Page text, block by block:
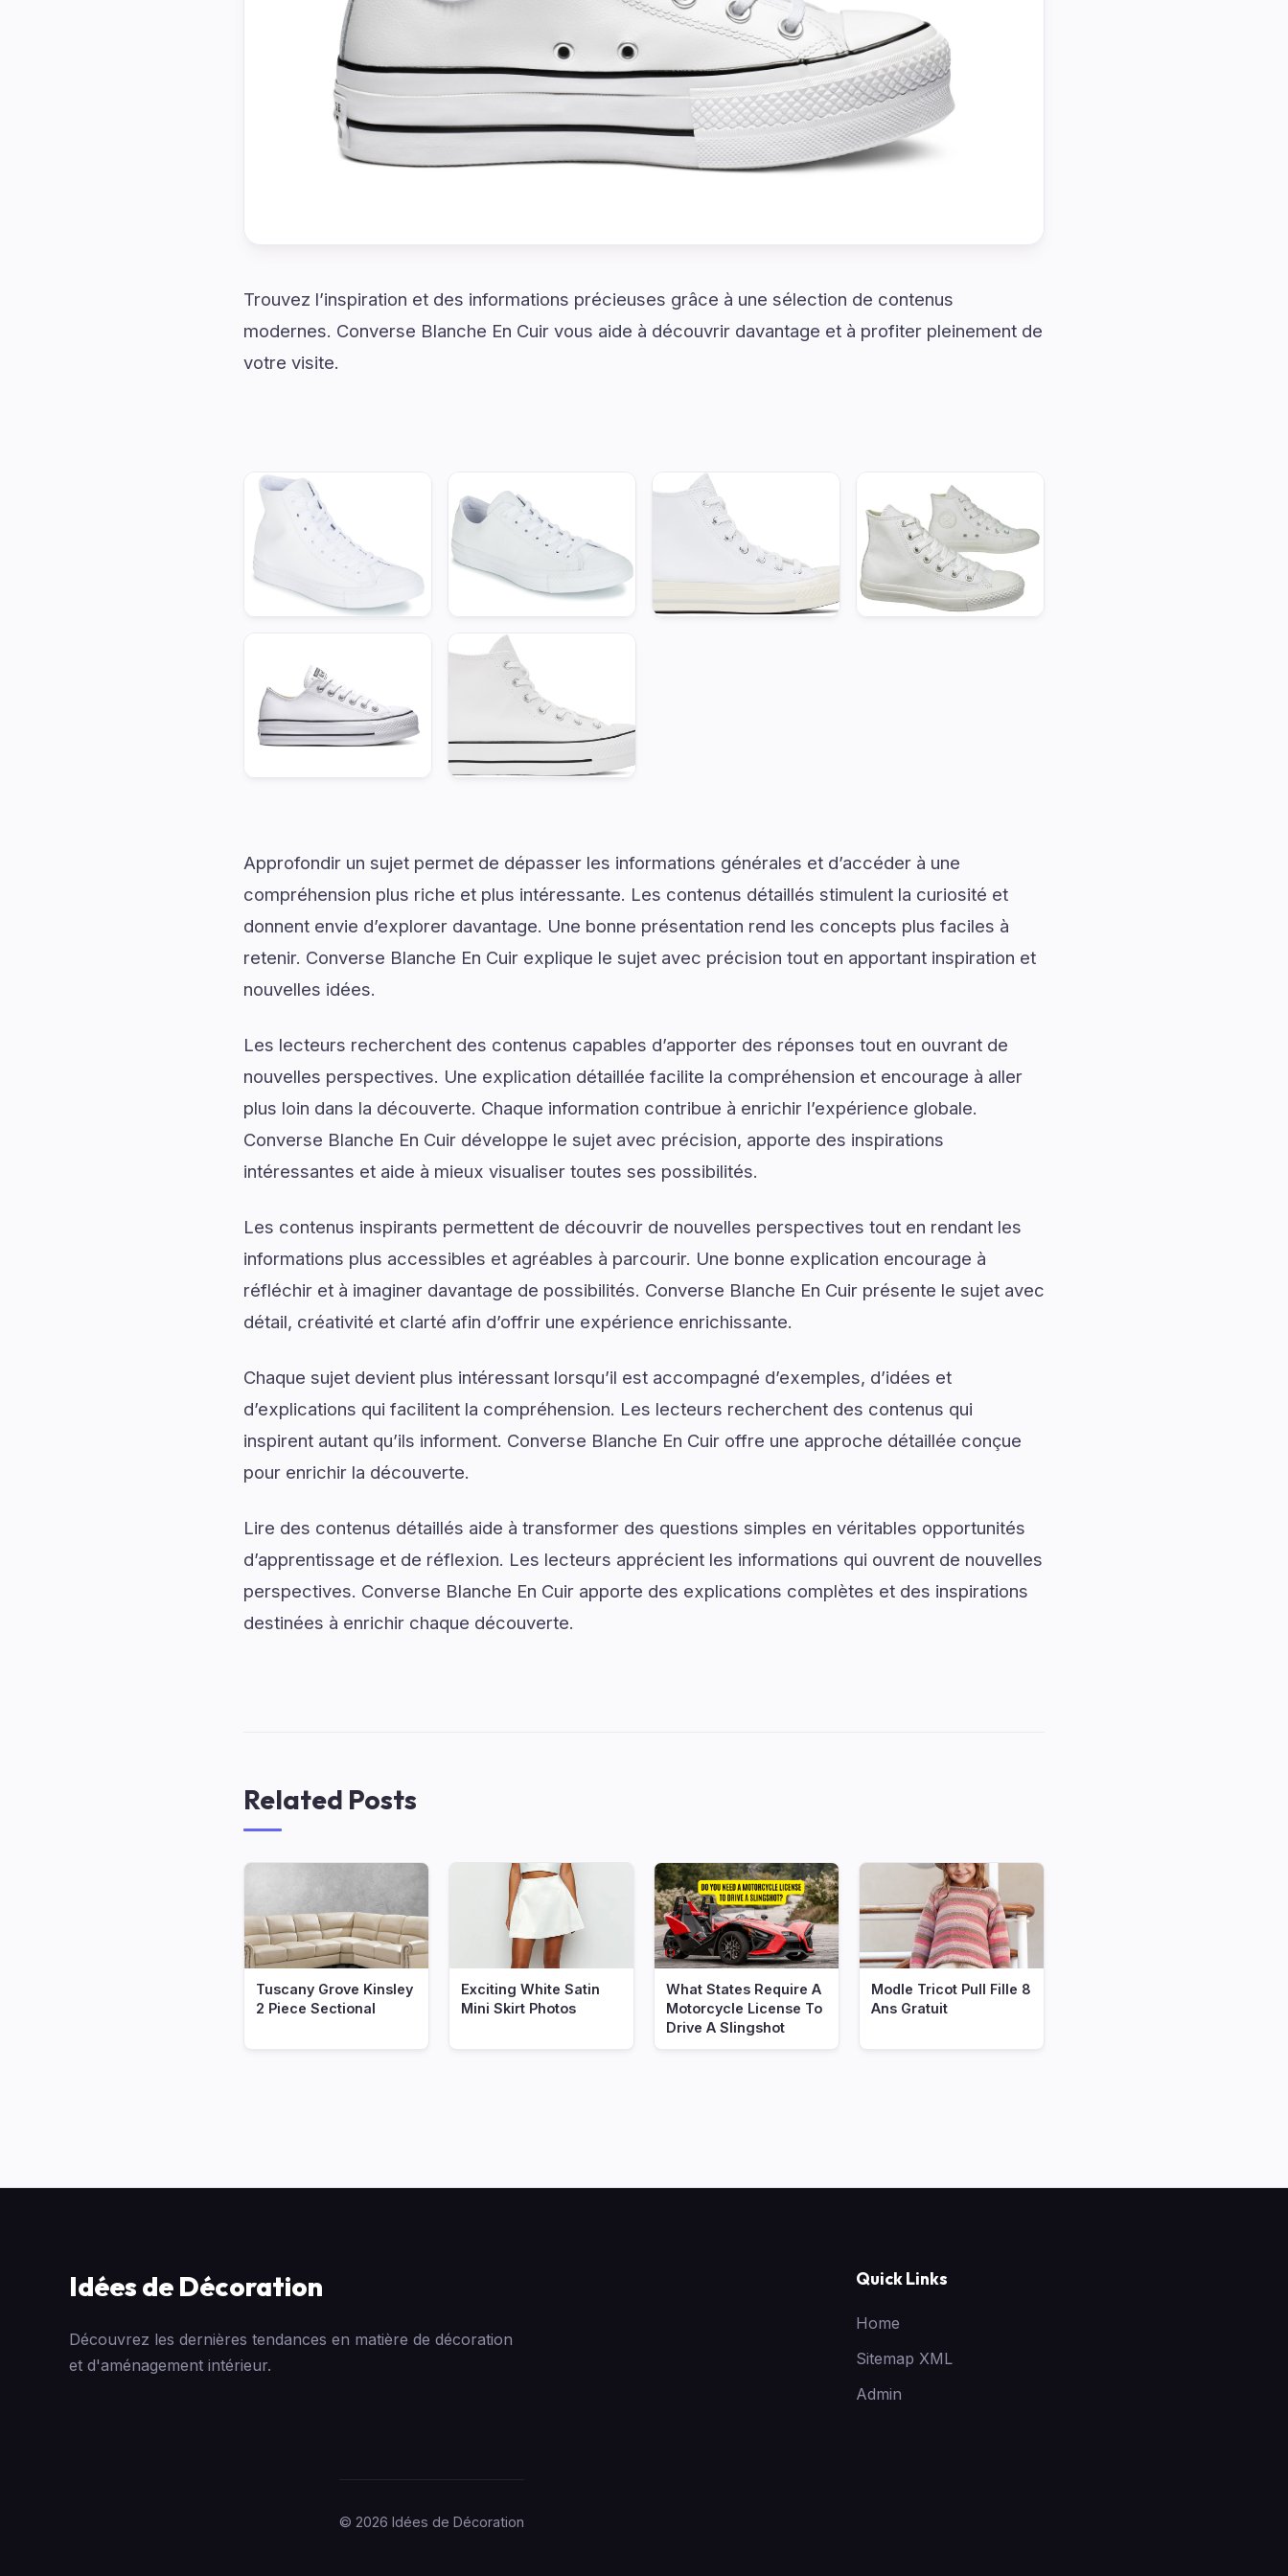
Trouvez l’inspiration et des informations précieuses grâce à une sélection de contenus
modernes. Converse Blanche En Cuir vous aide à découvrir davantage et à profiter pleinement de
votre visite.
Approfondir un sujet permet de dépasser les informations générales et d’accéder à une
compréhension plus riche et plus intéressante. Les contenus détaillés stimulent la curiosité et
donnent envie d’explorer davantage. Une bonne présentation rend les concepts plus faciles à
retenir. Converse Blanche En Cuir explique le sujet avec précision tout en apportant inspiration et
nouvelles idées.
Les lecteurs recherchent des contenus capables d’apporter des réponses tout en ouvrant de
nouvelles perspectives. Une explication détaillée facilite la compréhension et encourage à aller
plus loin dans la découverte. Chaque information contribue à enrichir l’expérience globale.
Converse Blanche En Cuir développe le sujet avec précision, apporte des inspirations
intéressantes et aide à mieux visualiser toutes ses possibilités.
Les contenus inspirants permettent de découvrir de nouvelles perspectives tout en rendant les
informations plus accessibles et agréables à parcourir. Une bonne explication encourage à
réfléchir et à imaginer davantage de possibilités. Converse Blanche En Cuir présente le sujet avec
détail, créativité et clarté afin d’offrir une expérience enrichissante.
Chaque sujet devient plus intéressant lorsqu’il est accompagné d’exemples, d’idées et
d’explications qui facilitent la compréhension. Les lecteurs recherchent des contenus qui
inspirent autant qu’ils informent. Converse Blanche En Cuir offre une approche détaillée conçue
pour enrichir la découverte.
Lire des contenus détaillés aide à transformer des questions simples en véritables opportunités
d’apprentissage et de réflexion. Les lecteurs apprécient les informations qui ouvrent de nouvelles
perspectives. Converse Blanche En Cuir apporte des explications complètes et des inspirations
destinées à enrichir chaque découverte.
Related Posts
Tuscany Grove Kinsley
2 Piece Sectional
Exciting White Satin
Mini Skirt Photos
What States Require A
Motorcycle License To
Drive A Slingshot
Modle Tricot Pull Fille 8
Ans Gratuit
Idées de Décoration
Découvrez les dernières tendances en matière de décoration
et d'aménagement intérieur.
Quick Links
Home
Sitemap XML
Admin
© 2026 Idées de Décoration